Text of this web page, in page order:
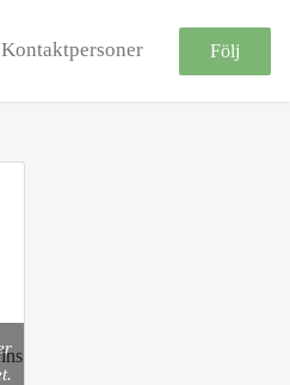
Kontaktpersoner Följ